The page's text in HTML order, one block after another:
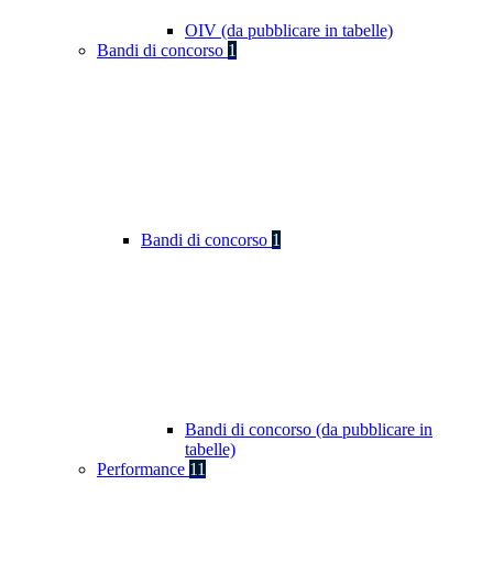
OIV (da pubblicare in tabelle)
Bandi di concorso 1
Bandi di concorso 1
Bandi di concorso (da pubblicare in
tabelle)
Performance 11